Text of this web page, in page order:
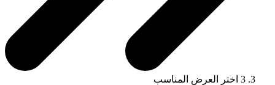
3 اختر العرض المناسب